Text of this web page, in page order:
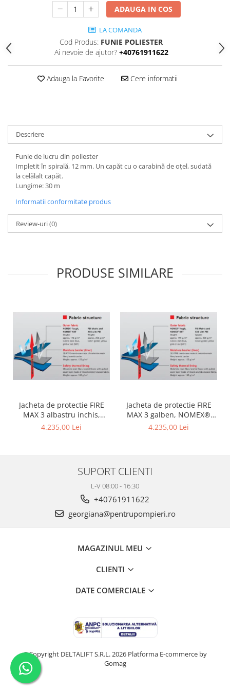
ADAUGA IN COS
LA COMANDA
Cod Produs: FUNIE POLIESTER
Ai nevoie de ajutor? +40761911622
Adauga la Favorite Cere informatii
Descriere
Funie de lucru din poliester
Impletit în spirală, 12 mm. Un capăt cu o carabină de oțel, sudată
la celălalt capăt.
Lungime: 30 m
Informatii conformitate produs
Review-uri(0)
PRODUSE SIMILARE
Jacheta de protectie FIRE
MAX 3 albastru inchis,
NOMEX® TOUGHT
4.235,00 Lei
Jacheta de protectie FIRE
MAX 3 galben, NOMEX®
Tought
4.235,00 Lei
SUPORT CLIENTI
L-V 08:00 - 16:30
+40761911622
georgiana@pentrupompieri.ro
MAGAZINUL MEU
CLIENTI
DATE COMERCIALE
©Copyright DELTALIFT S.R.L. 2026 Platforma E-commerce by
Gomag